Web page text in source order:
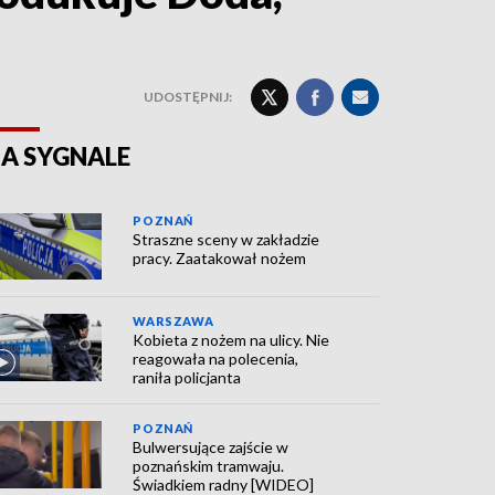
UDOSTĘPNIJ:
SYGNALE
POZNAŃ
Straszne sceny w zakładzie
pracy. Zaatakował nożem
WARSZAWA
Kobieta z nożem na ulicy. Nie
reagowała na polecenia,
raniła policjanta
POZNAŃ
Bulwersujące zajście w
poznańskim tramwaju.
Świadkiem radny [WIDEO]